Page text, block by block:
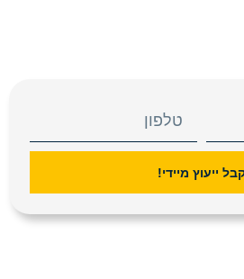
ייעוץ מיידי!